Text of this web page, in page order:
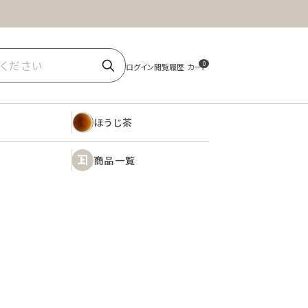
0
商品一覧
ほうじ茶
商品一覧